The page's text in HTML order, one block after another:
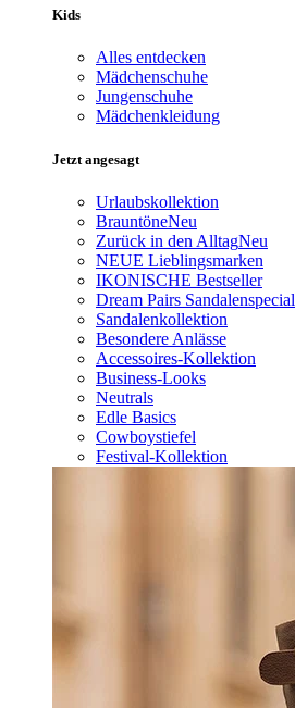
Kids
Alles entdecken
Mädchenschuhe
Jungenschuhe
Mädchenkleidung
Jetzt angesagt
Urlaubskollektion
BrauntöneNeu
Zurück in den AlltagNeu
NEUE Lieblingsmarken
IKONISCHE Bestseller
Dream Pairs Sandalenspecial
Sandalenkollektion
Besondere Anlässe
Accessoires-Kollektion
Business-Looks
Neutrals
Edle Basics
Cowboystiefel
Festival-Kollektion